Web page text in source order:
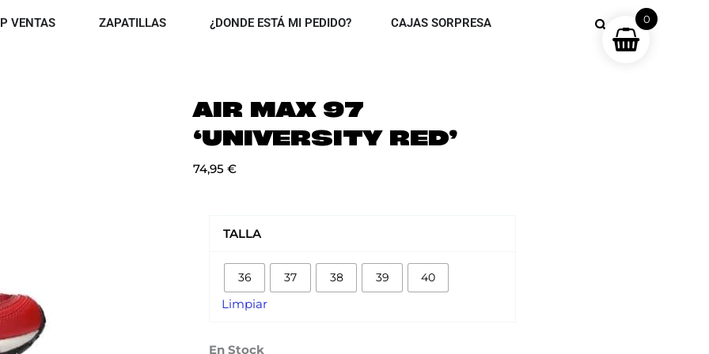
VENTAS OPEN TOP VENTAS
ZAPATILLAS OPEN ZAPATILLAS
¿DONDE ESTÁ MI PEDIDO? CAJAS SORPRESA
AIR MAX 97
‘UNIVERSITY RED’
74,95 €
TALLA
36 37 38 39 40
Limpiar
En Stock
MAX
'UNIVERSITY
cantidad
0